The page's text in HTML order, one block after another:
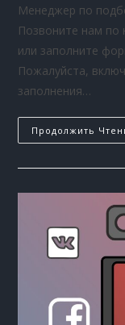
Менеджер по
Позвоните нам по
или заполните
Пожалуйста,
заполнения…
Продолжить